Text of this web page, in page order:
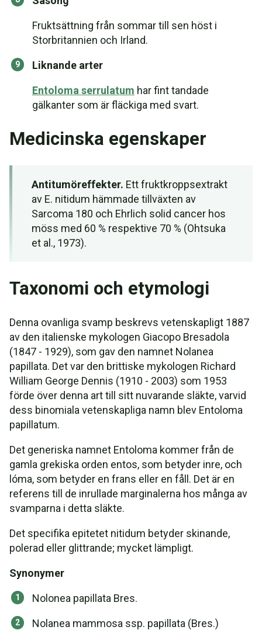
Fruktsättning från sommar till sen höst i
Storbritannien och Irland.
Liknande arter
Entoloma serrulatum har fint tandade
gälkanter som är fläckiga med svart.
Medicinska egenskaper
Antitumöreffekter. Ett fruktkroppsextrakt
av E. nitidum hämmade tillväxten av
Sarcoma 180 och Ehrlich solid cancer hos
möss med 60 % respektive 70 % (Ohtsuka
et al., 1973).
Taxonomi och etymologi
Denna ovanliga svamp beskrevs vetenskapligt 1887
av den italienske mykologen Giacopo Bresadola
(1847 - 1929), som gav den namnet Nolanea
papillata. Det var den brittiske mykologen Richard
William George Dennis (1910 - 2003) som 1953
förde över denna art till sitt nuvarande släkte, varvid
dess binomiala vetenskapliga namn blev Entoloma
papillatum.
Det generiska namnet Entoloma kommer från de
gamla grekiska orden entos, som betyder inre, och
lóma, som betyder en frans eller en fåll. Det är en
referens till de inrullade marginalerna hos många av
svamparna i detta släkte.
Det specifika epitetet nitidum betyder skinande,
polerad eller glittrande; mycket lämpligt.
Synonymer
Nolonea papillata Bres.
Nolanea mammosa ssp. papillata (Bres.)